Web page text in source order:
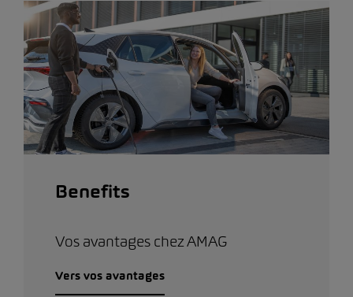
Benefits
Vos avantages chez AMAG
Vers vos avantages